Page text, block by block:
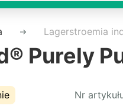
Lagerstroemia
Purely
Nr